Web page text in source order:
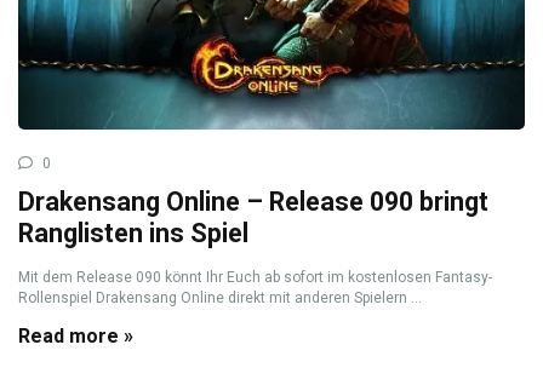
0
Drakensang Online – Release 090 bringt
Ranglisten ins Spiel
Mit dem Release 090 könnt Ihr Euch ab sofort im kostenlosen Fantasy-
Rollenspiel Drakensang Online direkt mit anderen Spielern ...
Read more »